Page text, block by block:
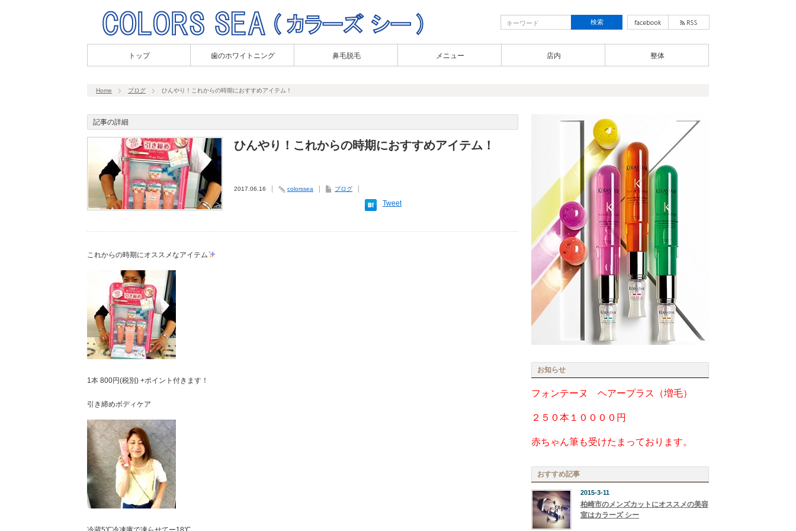
トップ 歯のホワイトニング 鼻毛脱毛 メニュー 店内 整体
Home ブログ ひんやり！これからの時期におすすめアイテム！
記事の詳細
ひんやり！これからの時期におすすめアイテム！
2017.06.16 colorssea ブログ
Tweet
これからの時期にオススメなアイテム
1本 800円(税別) +ポイント付きます！
引き締めボディケア
お知らせ
フォンテーヌ ヘアープラス（増毛）
２５０本１００００円
赤ちゃん筆も受けたまっております。
おすすめ記事
2015-3-11
柏崎市のメンズカットにオススメの美容
室はカラーズ シー